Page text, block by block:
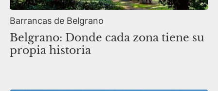
Barrancas de Belgrano
Belgrano: Donde cada zona tiene su
propia historia